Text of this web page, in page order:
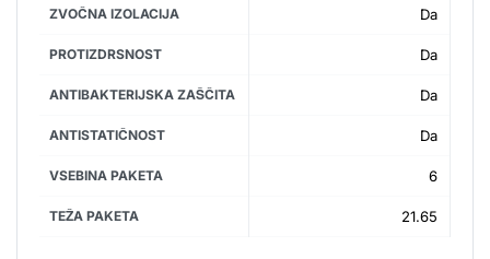
ZVOČNA IZOLACIJA Da
PROTIZDRSNOST Da
ANTIBAKTERIJSKA ZAŠČITA Da
ANTISTATIČNOST Da
VSEBINA PAKETA 6
TEŽA PAKETA 21.65